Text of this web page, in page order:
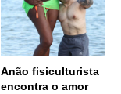
Anão fisiculturista
encontra o amor